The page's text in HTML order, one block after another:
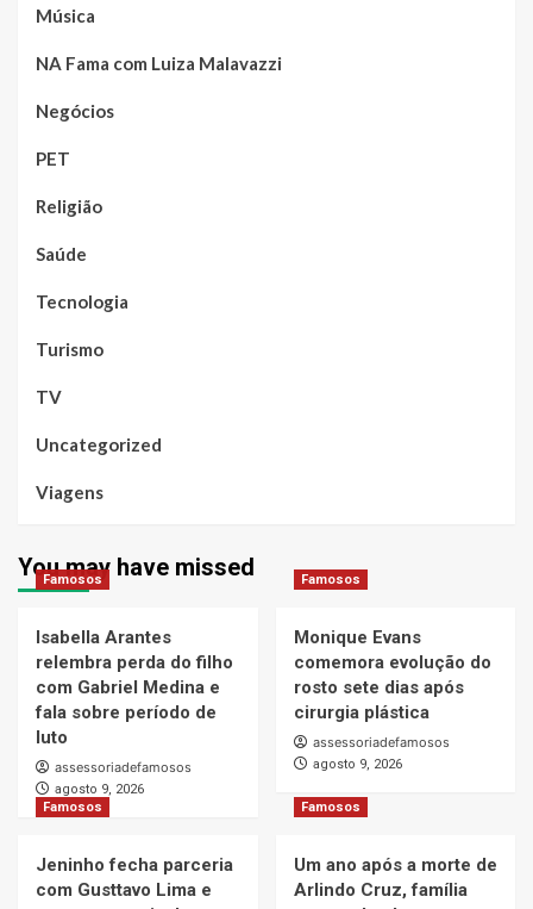
Música
NA Fama com Luiza Malavazzi
Negócios
PET
Religião
Saúde
Tecnologia
Turismo
TV
Uncategorized
Viagens
You may have missed
Famosos
Isabella Arantes
relembra perda do filho
com Gabriel Medina e
fala sobre período de
luto
assessoriadefamosos
agosto 9, 2026
Famosos
Monique Evans
comemora evolução do
rosto sete dias após
cirurgia plástica
assessoriadefamosos
agosto 9, 2026
Famosos
Jeninho fecha parceria
com Gusttavo Lima e
Famosos
Um ano após a morte de
Arlindo Cruz, família